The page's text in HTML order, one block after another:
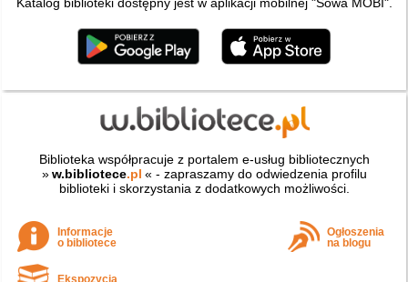
Katalog biblioteki dostępny jest w aplikacji mobilnej "Sowa MOBI".
Biblioteka współpracuje z portalem e-usług bibliotecznych
» w.bibliotece.pl « - zapraszamy do odwiedzenia profilu
biblioteki i skorzystania z dodatkowych możliwości.
Informacje
o bibliotece
Ogłoszenia
na blogu
Ekspozycja